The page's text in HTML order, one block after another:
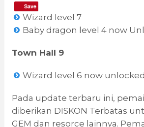
Wizard level 7
Baby dragon level 4 now
Town Hall 9
Wizard level 6 now unlocked
Pada update terbaru ini,
diberikan DISKON Terbatas
GEM dan resorce lainnya.
Save